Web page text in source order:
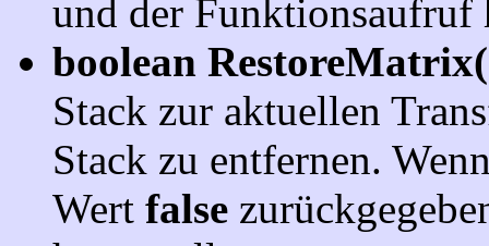
und der Funktionsaufruf
boolean
Stack zur aktuellen
Stack zu entfernen.
Wert false